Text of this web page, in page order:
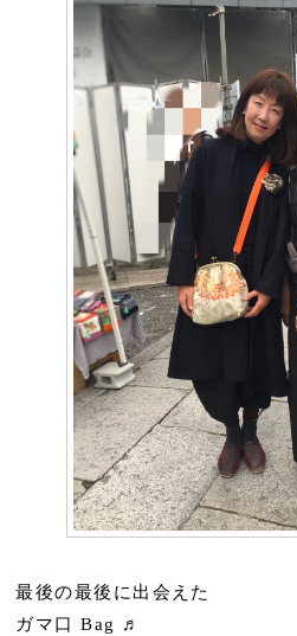
最後の最後に出会えた
ガマ口 Bag ♬